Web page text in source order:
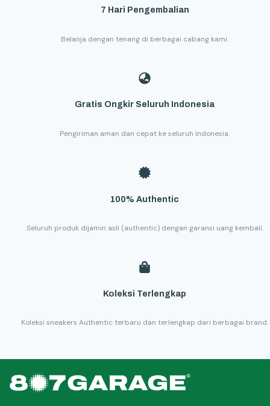
7 Hari Pengembalian
Belanja dengan tenang di berbagai cabang kami.
Gratis Ongkir Seluruh Indonesia
Pengiriman aman dan cepat ke seluruh Indonesia.
100% Authentic
Seluruh produk dijamin asli (authentic) dengan garansi uang kembali.
Koleksi Terlengkap
Koleksi sneakers Authentic terbaru dan terlengkap dari berbagai brand.